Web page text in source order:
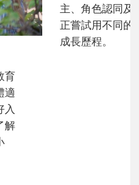
題的能力養成。爸爸
參與孩子每個重要的